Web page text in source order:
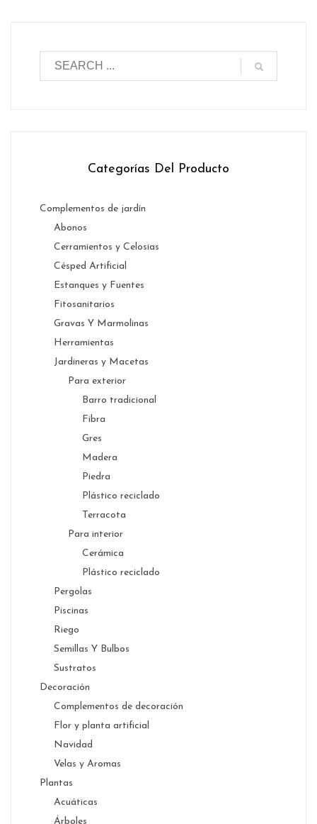
Categorías Del Producto
Complementos de jardín
Abonos
Cerramientos y Celosias
Césped Artificial
Estanques y Fuentes
Fitosanitarios
Gravas Y Marmolinas
Herramientas
Jardineras y Macetas
Para exterior
Barro tradicional
Fibra
Gres
Madera
Piedra
Plástico reciclado
Terracota
Para interior
Cerámica
Plástico reciclado
Pergolas
Piscinas
Riego
Semillas Y Bulbos
Sustratos
Decoración
Complementos de decoración
Flor y planta artificial
Navidad
Velas y Aromas
Plantas
Acuáticas
Árboles